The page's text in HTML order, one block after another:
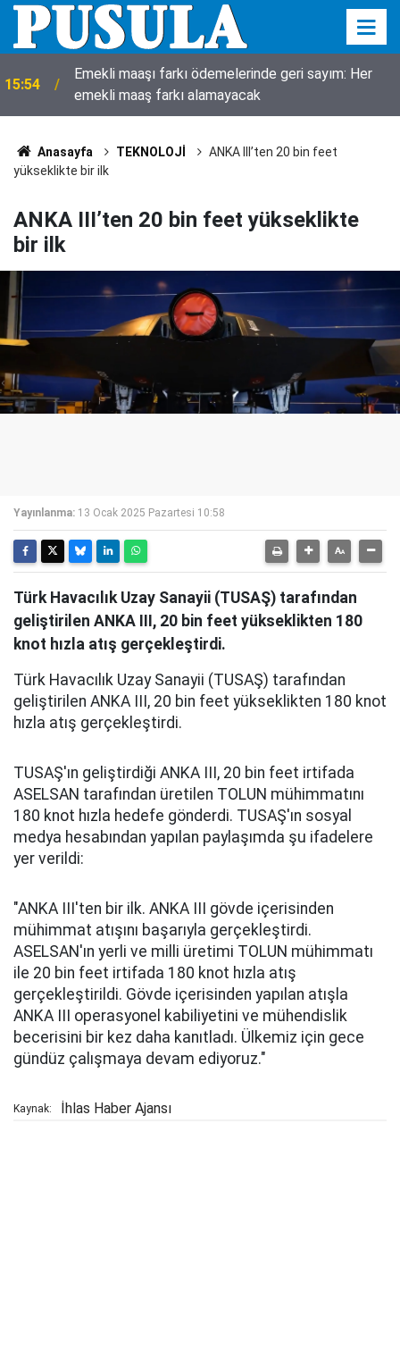
15:54
Emekli maaşı farkı ödemelerinde geri sayım: Her
emekli maaş farkı alamayacak
Anasayfa TEKNOLOJİ
ANKA III’ten 20 bin feet
yükseklikte bir ilk
ANKA III’ten 20 bin feet yükseklikte
bir ilk
Yayınlanma: 13 Ocak 2025 Pazartesi 10:58
Türk Havacılık Uzay Sanayii (TUSAŞ) tarafından
geliştirilen ANKA III, 20 bin feet yükseklikten 180
knot hızla atış gerçekleştirdi.
Türk Havacılık Uzay Sanayii (TUSAŞ) tarafından
geliştirilen ANKA III, 20 bin feet yükseklikten 180 knot
hızla atış gerçekleştirdi.
TUSAŞ'ın geliştirdiği ANKA III, 20 bin feet irtifada
ASELSAN tarafından üretilen TOLUN mühimmatını
180 knot hızla hedefe gönderdi. TUSAŞ'ın sosyal
medya hesabından yapılan paylaşımda şu ifadelere
yer verildi:
"ANKA III'ten bir ilk. ANKA III gövde içerisinden
mühimmat atışını başarıyla gerçekleştirdi.
ASELSAN'ın yerli ve milli üretimi TOLUN mühimmatı
ile 20 bin feet irtifada 180 knot hızla atış
gerçekleştirildi. Gövde içerisinden yapılan atışla
ANKA III operasyonel kabiliyetini ve mühendislik
becerisini bir kez daha kanıtladı. Ülkemiz için gece
gündüz çalışmaya devam ediyoruz."
Kaynak: İhlas Haber Ajansı